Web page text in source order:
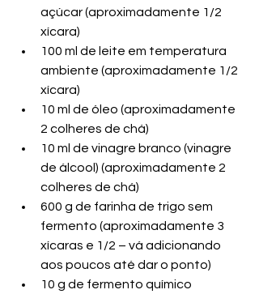
açúcar (aproximadamente 1/2
xícara)
100 ml de leite em temperatura
ambiente (aproximadamente 1/2
xícara)
10 ml de óleo (aproximadamente
2 colheres de chá)
10 ml de vinagre branco (vinagre
de álcool) (aproximadamente 2
colheres de chá)
600 g de farinha de trigo sem
fermento (aproximadamente 3
xícaras e 1/2 – vá adicionando
aos poucos até dar o ponto)
10 g de fermento químico